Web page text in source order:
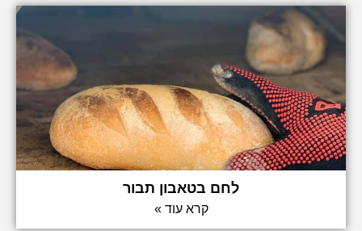
לחם בטאבון תבור
קרא עוד »